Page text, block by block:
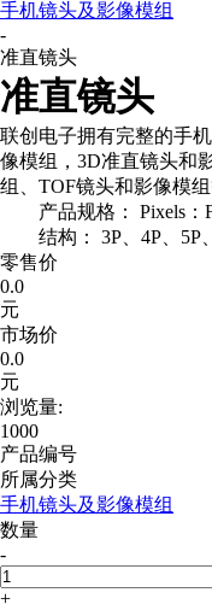
手机镜头及影像模组
-
准直镜头
准直镜头
联创电子拥有完整的手
像模组，3D准直镜头和
组、TOF镜头和影像模组
产品规格： Pixels：
结构： 3P、4P、5P
零售价
0.0
元
市场价
0.0
元
浏览量:
1000
产品编号
所属分类
手机镜头及影像模组
数量
-
+